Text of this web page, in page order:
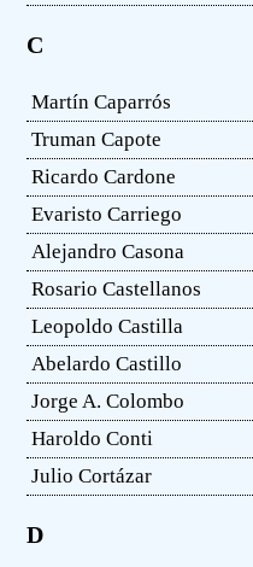
C
Martín Caparrós
Truman Capote
Ricardo Cardone
Evaristo Carriego
Alejandro Casona
Rosario Castellanos
Leopoldo Castilla
Abelardo Castillo
Jorge A. Colombo
Haroldo Conti
Julio Cortázar
D